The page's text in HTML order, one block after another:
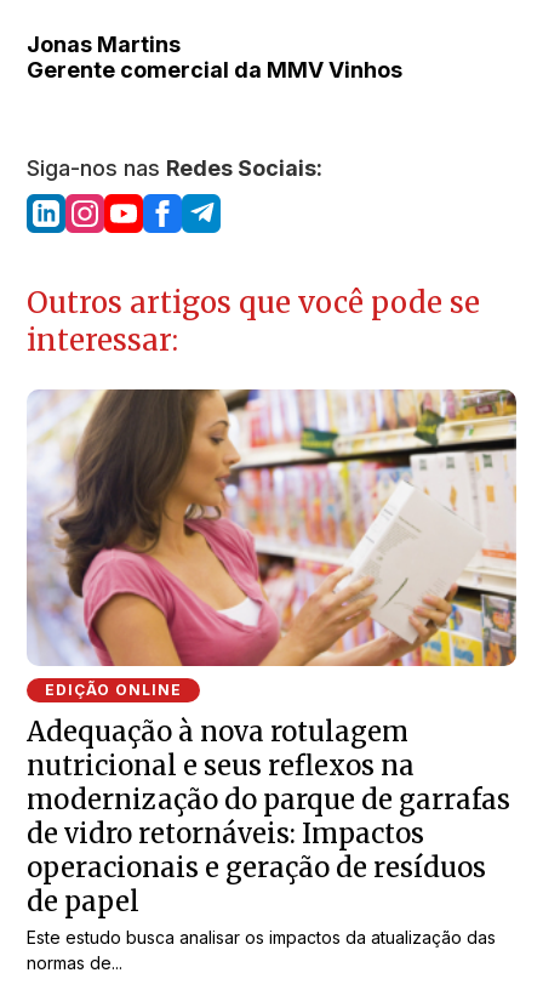
Jonas Martins
Gerente comercial da MMV Vinhos
Siga-nos nas Redes Sociais:
Outros artigos que você pode se
interessar:
EDIÇÃO ONLINE
Adequação à nova rotulagem
nutricional e seus reflexos na
modernização do parque de garrafas
de vidro retornáveis: Impactos
operacionais e geração de resíduos
de papel
Este estudo busca analisar os impactos da atualização das
normas de...